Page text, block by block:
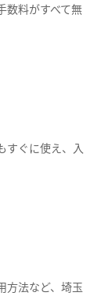
数料がすべて無
すぐに使え、入
方法など、埼玉